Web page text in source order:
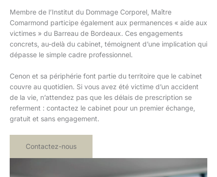
Membre de l’Institut du Dommage Corporel, Maître
Comarmond participe également aux permanences « aide aux
victimes » du Barreau de Bordeaux. Ces engagements
concrets, au-delà du cabinet, témoignent d’une implication qui
dépasse le simple cadre professionnel.
Cenon et sa périphérie font partie du territoire que le cabinet
couvre au quotidien. Si vous avez été victime d’un accident
de la vie, n’attendez pas que les délais de prescription se
referment : contactez le cabinet pour un premier échange,
gratuit et sans engagement.
Contactez-nous